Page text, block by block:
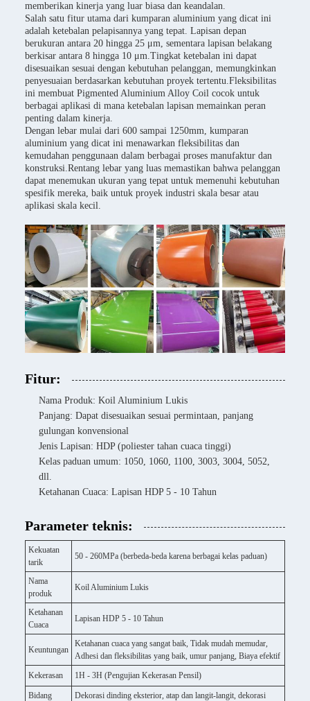
memberikan kinerja yang luar biasa dan keandalan.
Salah satu fitur utama dari kumparan aluminium yang dicat ini
adalah ketebalan pelapisannya yang tepat. Lapisan depan
berukuran antara 20 hingga 25 μm, sementara lapisan belakang
berkisar antara 8 hingga 10 μm.Tingkat ketebalan ini dapat
disesuaikan sesuai dengan kebutuhan pelanggan, memungkinkan
penyesuaian berdasarkan kebutuhan proyek tertentu.Fleksibilitas
ini membuat Pigmented Aluminium Alloy Coil cocok untuk
berbagai aplikasi di mana ketebalan lapisan memainkan peran
penting dalam kinerja.
Dengan lebar mulai dari 600 sampai 1250mm, kumparan
aluminium yang dicat ini menawarkan fleksibilitas dan
kemudahan penggunaan dalam berbagai proses manufaktur dan
konstruksi.Rentang lebar yang luas memastikan bahwa pelanggan
dapat menemukan ukuran yang tepat untuk memenuhi kebutuhan
spesifik mereka, baik untuk proyek industri skala besar atau
aplikasi skala kecil.
Fitur:
Nama Produk: Koil Aluminium Lukis
Panjang: Dapat disesuaikan sesuai permintaan, panjang
gulungan konvensional
Jenis Lapisan: HDP (poliester tahan cuaca tinggi)
Kelas paduan umum: 1050, 1060, 1100, 3003, 3004, 5052,
dll.
Ketahanan Cuaca: Lapisan HDP 5 - 10 Tahun
Parameter teknis:
Kekuatan
tarik
50 - 260MPa (berbeda-beda karena berbagai kelas paduan)
Nama
produk
Koil Aluminium Lukis
Ketahanan
Cuaca
Lapisan HDP 5 - 10 Tahun
Keuntungan
Ketahanan cuaca yang sangat baik, Tidak mudah memudar,
Adhesi dan fleksibilitas yang baik, umur panjang, Biaya efektif
Kekerasan
1H - 3H (Pengujian Kekerasan Pensil)
Bidang Dekorasi dinding eksterior, atap dan langit-langit, dekorasi